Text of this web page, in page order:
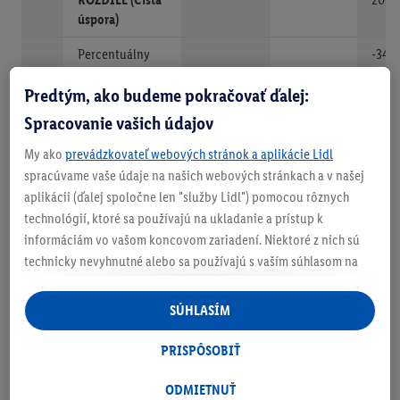
úspora)
Percentuálny
sumami
nákupov LIDL
PLUS vs BEZ
LIDL PLUS
-
SCAN POTVRDENKY
Adobe Acrobat Reader
Predtým, ako budeme pokračovať ďalej:
Spracovanie vašich údajov
My ako prevádzkovateľ webových stránok a aplikácie Lidl
spracúvame vaše údaje na našich webových stránkach a v našej
aplikácii (ďalej spoločne len "služby Lidl") pomocou rôznych
technológií, ktoré sa používajú na ukladanie a prístup k
informáciám vo vašom koncovom zariadení. Niektoré z nich sú
technicky nevyhnutné alebo sa používajú s vaším súhlasom na
personalizovanú reklamu v rámci služieb Lidl aj mimo nich. Ak
ste účastníkom programu Lidl Plus, na tieto účely sa spracúvajú
aj údaje z vášho nákupného správania v obchode.
následne si vytvoríte účet Lidl Plus alebo sa prihlásite do svojho
ODMIETNUŤ
PRISPÔSOBIŤ
SÚHLASÍM